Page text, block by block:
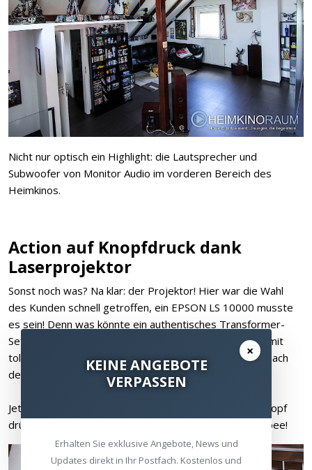
Nicht nur optisch ein Highlight: die Lautsprecher und
Subwoofer von Monitor Audio im vorderen Bereich des
Heimkinos.
Action auf Knopfdruck dank
Laserprojektor
Sonst noch was? Na klar: der Projektor! Hier war die Wahl
des Kunden schnell getroffen, ein EPSON LS 10000 musste
es sein! Denn was könnte ein authentisches Transformer-
Setting besser ergänzen als ein
Laserprojektor, der mit
tollen Kontrasten begeistert und in Sekundenschnelle nach
dem Einschalten ein fantastisches Bild liefert?
Jetzt nur noch zur All-in-one-Fernbedienung greifen, Knopf
drücken und das Spektakel kann beginnen. Go, Bumblebee!
×
KEINE ANGEBOTE
VERPASSEN
Erhalten Sie exklusive Angebote, News und
Updates direkt in Ihr Postfach. Kostenlos und